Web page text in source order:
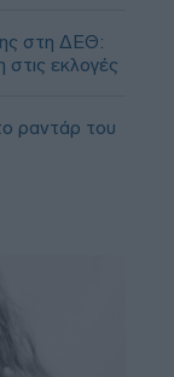
στη ΔΕΘ:
στις εκλογές
ραντάρ του